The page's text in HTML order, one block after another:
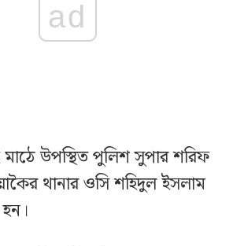
ad
উপস্থিত পুলিশ সুপার শরিফ
থানার ওসি শহিদুল ইসলাম